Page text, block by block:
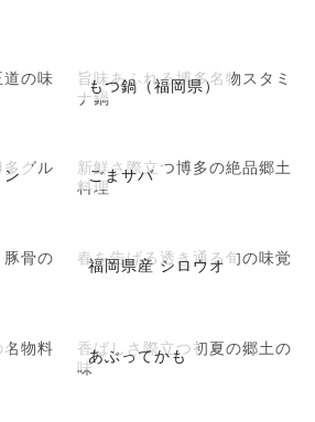
の味 もつ鍋（福岡県）
旨味あふれる博多名物スタミ
ナ鍋
グル
ごまサバ
新鮮さ際立つ博多の絶品郷土
料理
骨の
福岡県産 シロウオ
春を告げる透き通る旬の味覚
物料
あぶってかも
香ばしさ際立つ初夏の郷土の
味